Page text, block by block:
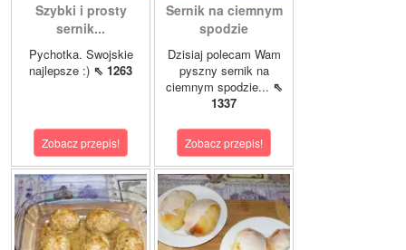
Szybki i prosty
sernik...
Pychotka. Swojskie
najlepsze :) ⇖ 1263
Zobacz przepis!
Sernik na ciemnym
spodzie
Dzisiaj polecam Wam
pyszny sernik na
ciemnym spodzie... ⇖
1337
Zobacz przepis!